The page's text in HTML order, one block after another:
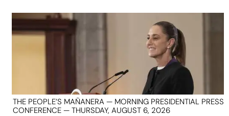
THE PEOPLE’S MAÑANERA — MORNING PRESIDENTIAL PRESS
CONFERENCE — THURSDAY, AUGUST 6, 2026